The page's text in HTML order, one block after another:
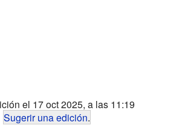
el 17 oct 2025, a las 11:19
Sugerir una edición.